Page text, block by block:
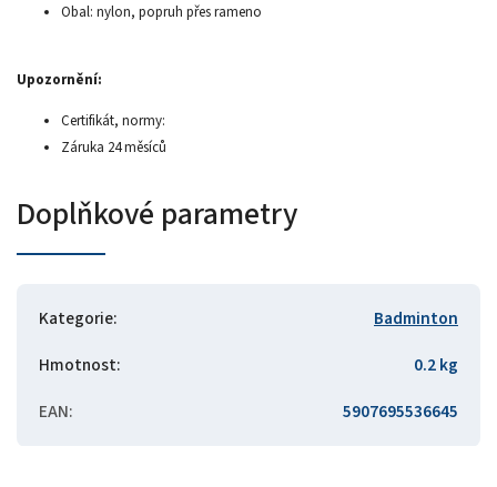
Obal: nylon, popruh přes rameno
Upozornění:
Certifikát, normy:
Záruka 24 měsíců
Doplňkové parametry
Kategorie:
Badminton
Hmotnost:
0.2 kg
EAN: 5907695536645